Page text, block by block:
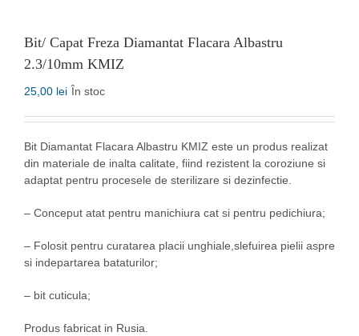
Bit/ Capat Freza Diamantat Flacara Albastru
2.3/10mm KMIZ
25,00 lei În stoc
Bit Diamantat Flacara Albastru KMIZ este un produs realizat
din materiale de inalta calitate, fiind rezistent la coroziune si
adaptat pentru procesele de sterilizare si dezinfectie.
– Conceput atat pentru manichiura cat si pentru pedichiura;
– Folosit pentru curatarea placii unghiale,slefuirea pielii aspre
si indepartarea bataturilor;
– bit cuticula;
Produs fabricat in Rusia.